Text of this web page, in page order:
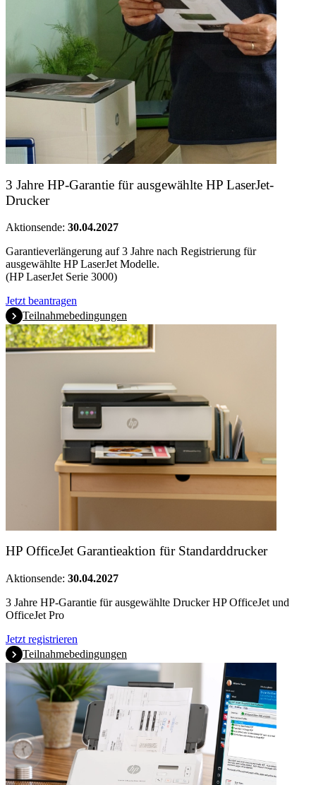
3 Jahre HP-Garantie für ausgewählte HP LaserJet-
Drucker
Aktionsende: 30.04.2027
Garantieverlängerung auf 3 Jahre nach Registrierung für
ausgewählte HP LaserJet Modelle.
(HP LaserJet Serie 3000)
Jetzt beantragen
Teilnahmebedingungen
HP OfficeJet Garantieaktion für Standarddrucker
Aktionsende: 30.04.2027
3 Jahre HP-Garantie für ausgewählte Drucker HP OfficeJet und
OfficeJet Pro
Jetzt registrieren
Teilnahmebedingungen